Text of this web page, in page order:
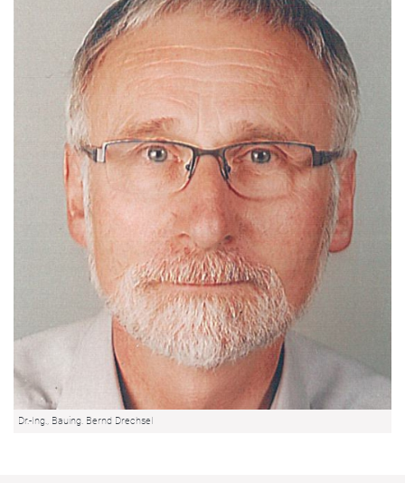
Dr.-Ing., Bauing. Bernd Drechsel